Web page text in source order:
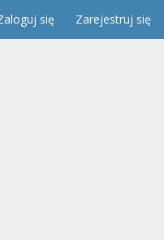
się Zarejestruj się